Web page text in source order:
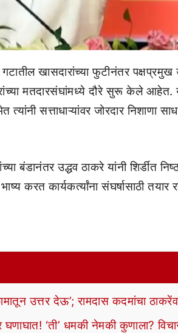
खासदारांच्या फुटीनंतर
मतदारसंघांमध्ये दौरे सुरू केले आहेत.
त्यांनी सत्ताधाऱ्यांवर जोरदार निशाणा
बंडानंतर उद्धव ठाकरे यांनी शिर्डीत
करत कार्यकर्त्यांना संघर्षासाठी
उत्तर देऊ’; रामदास कदमांचा
घणाघात! ‘ती’ धमकी नेमकी कुणाला?